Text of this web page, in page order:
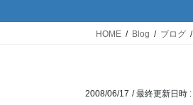
HOME Blog ブログ
2008/06/17 / 最終更新日時 :